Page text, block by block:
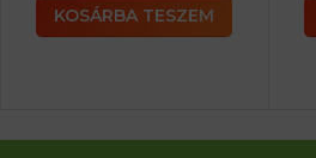
KOSÁRBA TESZEM